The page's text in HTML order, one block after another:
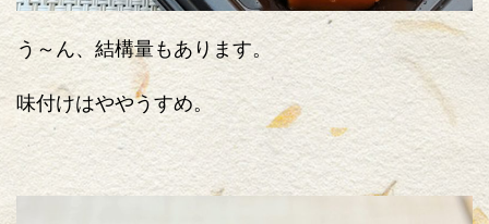
う～ん、結構量もあります。
味付けはややうすめ。